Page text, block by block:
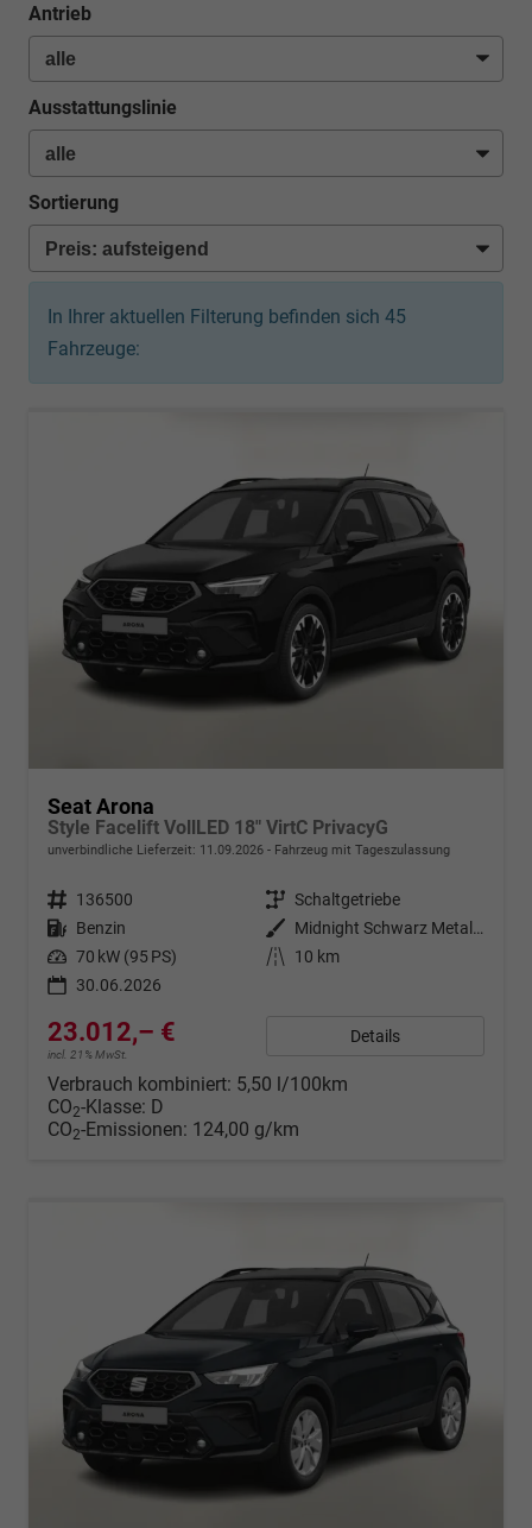
Antrieb
Ausstattungslinie
Sortierung
In Ihrer aktuellen Filterung befinden sich 45
Fahrzeuge:
Seat Arona
Style Facelift VollLED 18" VirtC PrivacyG
unverbindliche Lieferzeit: 11.09.2026 Fahrzeug mit Tageszulassung
Fahrzeugnr. 136500 Getriebe Schaltgetriebe
Kraftstoff Benzin Außenfarbe
Midnight Schwarz Metallic
Leistung 70 kW (95 PS) Kilometerstand
10 km
30.06.2026
23.012,– €
incl. 21% MwSt.
Details
Verbrauch kombiniert: 5,50 l/100km
CO2-Klasse: D
CO2-Emissionen: 124,00 g/km